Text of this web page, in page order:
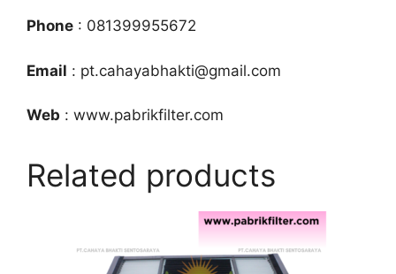
Phone : 081399955672
Email : pt.cahayabhakti@gmail.com
Web : www.pabrikfilter.com
Related products